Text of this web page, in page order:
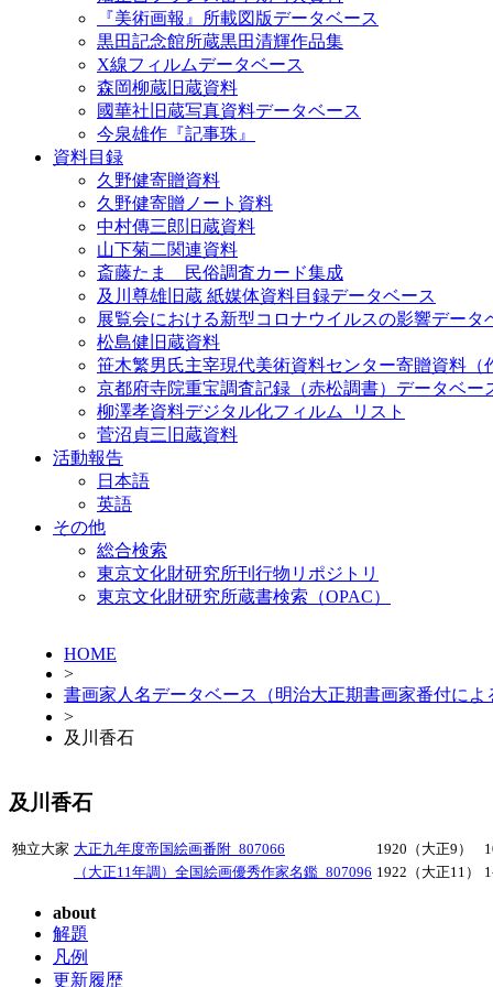
『美術画報』所載図版データベース
黒田記念館所蔵黒田清輝作品集
X線フィルムデータベース
森岡柳蔵旧蔵資料
國華社旧蔵写真資料データベース
今泉雄作『記事珠』
資料目録
久野健寄贈資料
久野健寄贈ノート資料
中村傳三郎旧蔵資料
山下菊二関連資料
斎藤たま 民俗調査カード集成
及川尊雄旧蔵 紙媒体資料目録データベース
展覧会における新型コロナウイルスの影響データ
松島健旧蔵資料
笹木繁男氏主宰現代美術資料センター寄贈資料（
京都府寺院重宝調査記録（赤松調書）データベー
柳澤孝資料デジタル化フィルム_リスト
菅沼貞三旧蔵資料
活動報告
日本語
英語
その他
総合検索
東京文化財研究所刊行物リポジトリ
東京文化財研究所蔵書検索（OPAC）
HOME
>
書画家人名データベース（明治大正期書画家番付によ
>
及川香石
及川香石
独立大家 大正九年度帝国絵画番附_807066 1920（大正9）
（大正11年調）全国絵画優秀作家名鑑_807096 1922（大正11）
about
解題
凡例
更新履歴